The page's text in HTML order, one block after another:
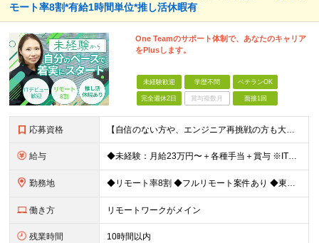
モート率8割*有給1時間単位*推し活休暇有
One Teamのサポート体制で、あなたのキャリア
をPlusします。
未経験歓迎 学歴不問 ベテランOK
完全週休2日 賞与複数月 面接1回
応募資格 【自信のない方や、エンジニア再挑戦の方も大歓迎！】 ◆未経験OK ◆学歴不問 ◆社会人経験がある方 ★求める人物像： ・無理のないペースで末永く活躍したい方 ・周囲と協力しながら素直にコミュニケー
給与 ◆未経験：月給23万円〜＋各種手当＋賞与 ※IT業界経験なし ◆微経験：月給25万円〜＋各種手当＋賞与 ※IT業界経験1年以上を想定 ◆経験者：月給35万円〜70万円＋各種手当＋賞与 ※IT業界経験3
勤務地 ◆リモート率8割 ◆フルリモート案件あり ◆東京都、神奈川県、千葉県、埼玉県の各プロジェクト先 ＊ご自宅からのアクセス・通勤時間を最大限に考慮してアサインします。 ＊現在エンジニアの8割がフルリモー
働き方 リモートワークがメイン
残業時間 10時間以内